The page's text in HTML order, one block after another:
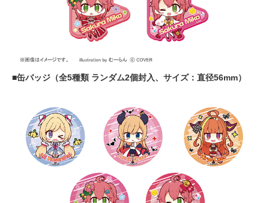
■缶バッジ（全5種類 ランダム2個封入、サイズ：直径56mm）